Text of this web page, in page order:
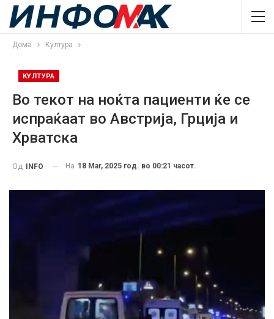
Дома Култура
КУЛТУРА
Во текот на ноќта пациенти ќе се
испраќаат во Австрија, Грција и
Хрватска
Од INFO На 18 Mar, 2025 год. во 00:21 часот.